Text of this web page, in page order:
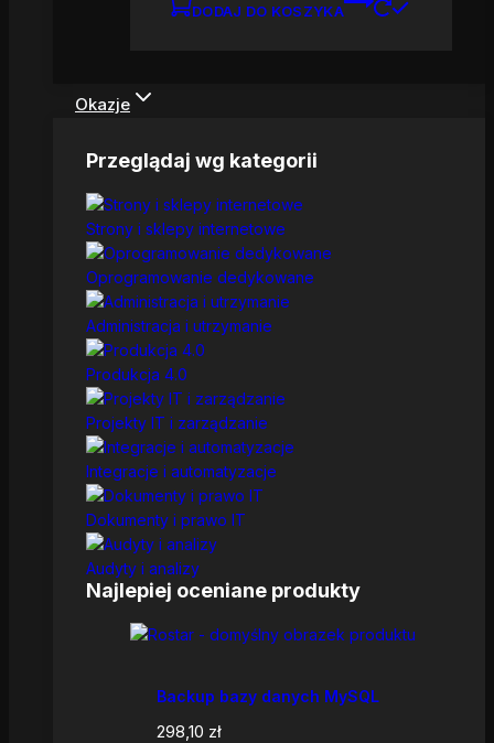
DODAJ DO KOSZYKA
Okazje
Przeglądaj wg kategorii
Strony i sklepy internetowe
Oprogramowanie dedykowane
Administracja i utrzymanie
Produkcja 4.0
Projekty IT i zarządzanie
Integracje i automatyzacje
Dokumenty i prawo IT
Audyty i analizy
Najlepiej oceniane produkty
Backup bazy danych MySQL
298,10 zł